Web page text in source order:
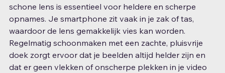
schone lens is essentieel voor heldere en scherpe
opnames. Je smartphone zit vaak in je zak of tas,
waardoor de lens gemakkelijk vies kan worden.
Regelmatig schoonmaken met een zachte, pluisvrije
doek zorgt ervoor dat je beelden altijd helder zijn en
dat er geen vlekken of onscherpe plekken in je video